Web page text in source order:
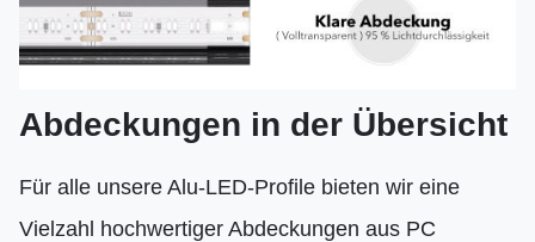
Abdeckungen in der Übersicht
Für alle unsere Alu-LED-Profile bieten wir eine
Vielzahl hochwertiger Abdeckungen aus PC